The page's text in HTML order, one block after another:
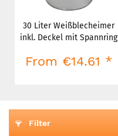
30 Liter Weißblecheimer
inkl. Deckel mit Spannring
From €14.61 *
Filter